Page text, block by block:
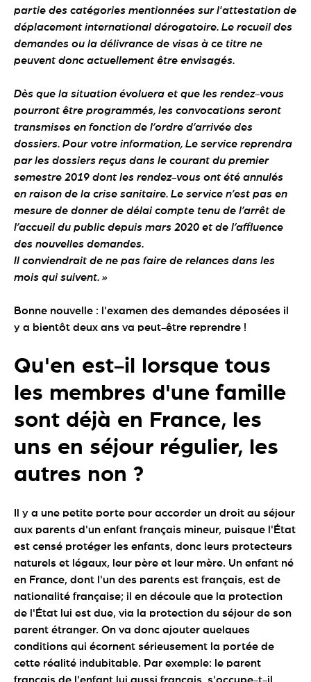
partie des catégories mentionnées sur l'attestation de
déplacement international dérogatoire. Le recueil des
demandes ou la délivrance de visas à ce titre ne
peuvent donc actuellement être envisagés.
Dès que la situation évoluera et que les rendez-vous
pourront être programmés, les convocations seront
transmises en fonction de l’ordre d’arrivée des
dossiers. Pour votre information, Le service reprendra
par les dossiers reçus dans le courant du premier
semestre 2019 dont les rendez-vous ont été annulés
en raison de la crise sanitaire. Le service n’est pas en
mesure de donner de délai compte tenu de l’arrêt de
l’accueil du public depuis mars 2020 et de l’affluence
des nouvelles demandes.
Il conviendrait de ne pas faire de relances dans les
mois qui suivent. »
Bonne nouvelle : l'examen des demandes déposées il
y a bientôt deux ans va peut-être reprendre !
Qu'en est-il lorsque tous
les membres d'une famille
sont déjà en France, les
uns en séjour régulier, les
autres non ?
Il y a une petite porte pour accorder un droit au séjour
aux parents d'un enfant français mineur, puisque l'État
est censé protéger les enfants, donc leurs protecteurs
naturels et légaux, leur père et leur mère. Un enfant né
en France, dont l'un des parents est français, est de
nationalité française; il en découle que la protection
de l'État lui est due, via la protection du séjour de son
parent étranger. On va donc ajouter quelques
conditions qui écornent sérieusement la portée de
cette réalité indubitable. Par exemple: le parent
français de l'enfant lui aussi français, s'occupe-t-il